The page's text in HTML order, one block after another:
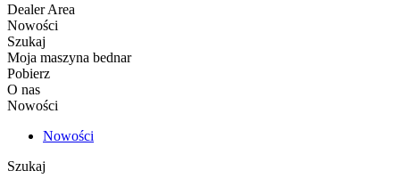
Dealer Area
Nowości
Szukaj
Moja maszyna bednar
Pobierz
O nas
Nowości
Nowości
Szukaj